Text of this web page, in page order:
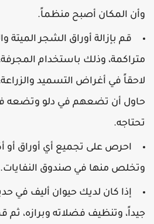
المكان أصبح منظماً.
قم بإزالة أوراق الشجر الميتة
وذلك باستخدام
في أغراض التسميد والزراعة،
أن تضعهم في دلو وتضعه في
احرص على تجميع أي أوراق أو
منها في صندوق النفايات.
إذا كان لديك حيوان أليف في
وتنظيف فضلاته وبرازه، ثم